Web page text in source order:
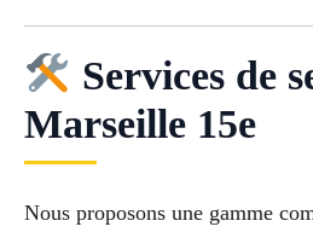
Services de
Marseille 15e
Nous proposons une gamme